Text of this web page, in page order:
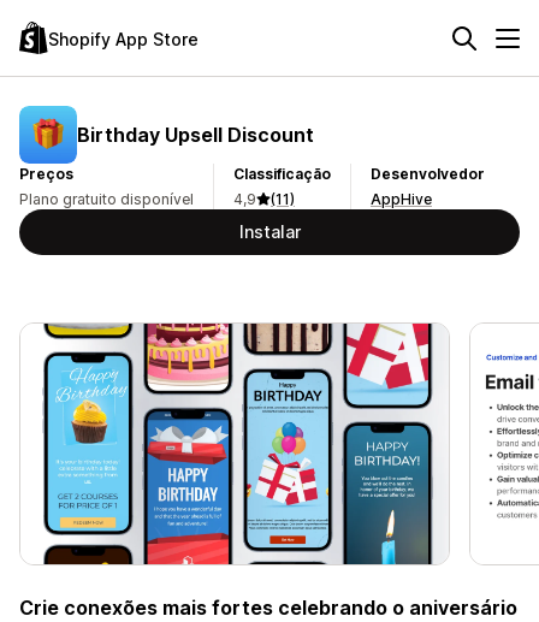
Shopify App Store
Birthday Upsell Discount
Preços
Plano gratuito disponível
Classificação
4,9
(11)
Desenvolvedor
AppHive
Instalar
Crie conexões mais fortes celebrando o aniversário